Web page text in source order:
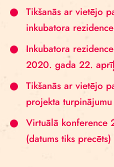
Tikšanās ar vietējo
inkubatora
Inkubatora
2020. gada 22.
Tikšanās ar vietējo
projekta turpinājumu
Virtuālā konference
(datums tiks precēts)